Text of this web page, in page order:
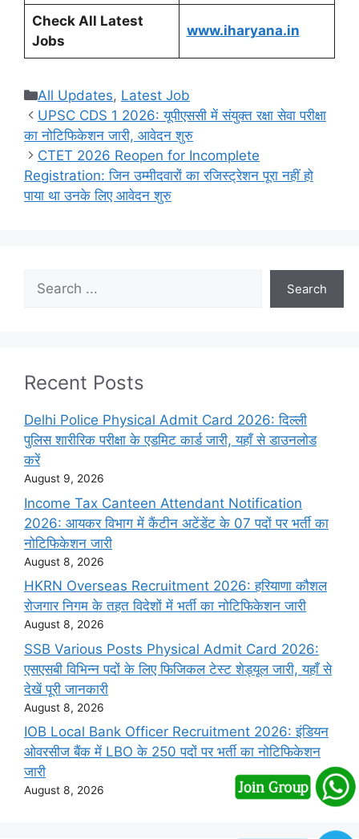
Check All Latest
Jobs
www.iharyana.in
Categories
All Updates, Latest Job
UPSC CDS 1 2026: यूपीएससी में संयुक्त रक्षा सेवा परीक्षा
का नोटिफिकेशन जारी, आवेदन शुरु
CTET 2026 Reopen for Incomplete
Registration: जिन उम्मीदवारों का रजिस्ट्रेशन पूरा नहीं हो
पाया था उनके लिए आवेदन शुरु
Search
Search
Recent Posts
Delhi Police Physical Admit Card 2026: दिल्ली
पुलिस शारीरिक परीक्षा के एडमिट कार्ड जारी, यहाँ से डाउनलोड
करें
August 9, 2026
Income Tax Canteen Attendant Notification
2026: आयकर विभाग में कैंटीन अटेंडेंट के 07 पदों पर भर्ती का
नोटिफिकेशन जारी
August 8, 2026
HKRN Overseas Recruitment 2026: हरियाणा कौशल
रोजगार निगम के तहत विदेशों में भर्ती का नोटिफिकेशन जारी
August 8, 2026
SSB Various Posts Physical Admit Card 2026:
एसएसबी विभिन्न पदों के लिए फिजिकल टेस्ट शेड्यूल जारी, यहाँ से
देखें पूरी जानकारी
August 8, 2026
IOB Local Bank Officer Recruitment 2026: इंडियन
ओवरसीज बैंक में LBO के 250 पदों पर भर्ती का नोटिफिकेशन
जारी
August 8, 2026